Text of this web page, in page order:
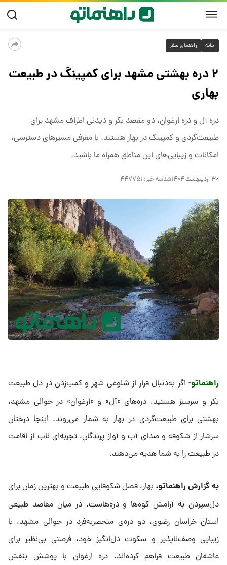
خانه راهنمای سفر
۲ دره بهشتی مشهد برای کمپینگ در طبیعت
بهاری
دره آل و دره ارغوان، دو مقصد بکر و دیدنی اطراف مشهد برای
طبیعت‌گردی و کمپینگ در بهار هستند. با معرفی مسیرهای دسترسی،
امکانات و زیبایی‌های این مناطق همراه ما باشید.
۳۰ اردیبهشت ۱۴۰۴ شناسه خبر: ۴۴۷۷۵۱
راهنماتو- اگر به‌دنبال فرار از شلوغی شهر و کمپ‌زدن در دل طبیعت
بکر و سرسبز هستید، دره‌های «آل» و «ارغوان» در حوالی مشهد،
بهشتی برای طبیعت‌گردی در بهار به شمار می‌روند. اینجا درختان
سرشار از شکوفه و صدای آب و آواز پرندگان، تجربه‌ای ناب از اقامت
در طبیعت را به شما هدیه می‌دهند.
به گزارش راهنماتو، بهار، فصل شکوفایی طبیعت و بهترین زمان برای
دل‌سپردن به آرامش کوه‌ها و دره‌هاست. در میان مقاصد طبیعی
استان خراسان رضوی، دو دره‌ی منحصربه‌فرد در حوالی مشهد، با
زیبایی وصف‌ناپذیر و سکوت دل‌انگیز خود، فرصتی بی‌نظیر برای
عاشقان طبیعت فراهم کرده‌اند. دره ارغوان با پوشش بنفش